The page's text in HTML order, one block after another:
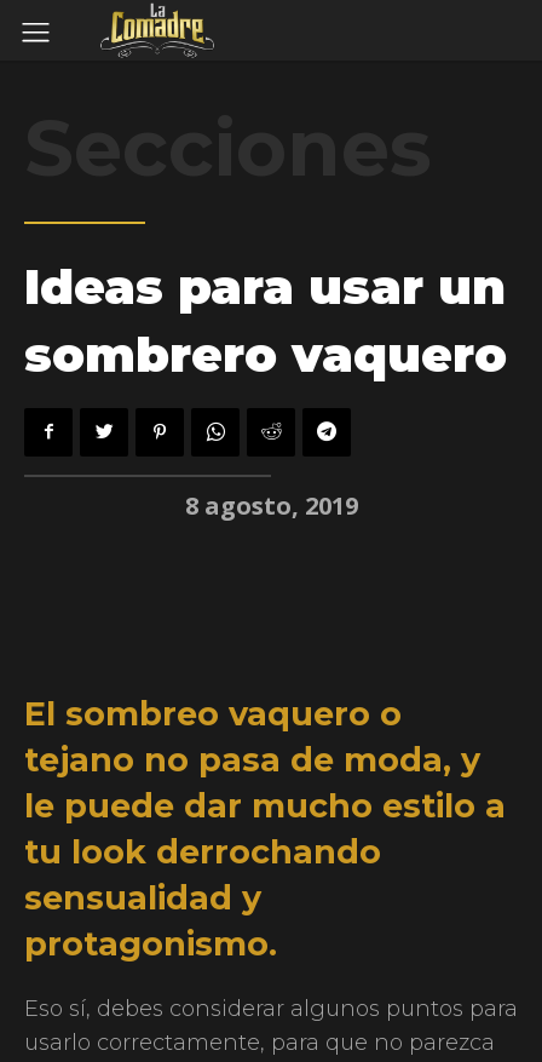
Ideas para usar un
sombrero vaquero
8 agosto, 2019
El sombreo vaquero o
tejano no pasa de moda, y
le puede dar mucho estilo a
tu look derrochando
sensualidad y
protagonismo.
Eso sí, debes considerar algunos puntos para
usarlo correctamente, para que no parezca